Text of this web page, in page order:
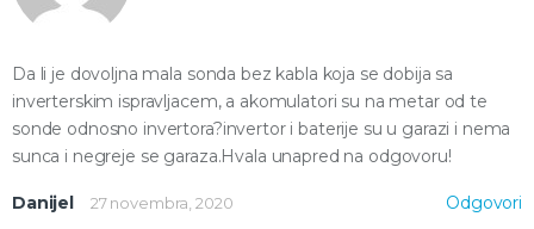
Da li je dovoljna mala sonda bez kabla koja se dobija sa
inverterskim ispravljacem, a akomulatori su na metar od te
sonde odnosno invertora?invertor i baterije su u garazi i nema
sunca i negreje se garaza.Hvala unapred na odgovoru!
Danijel 27 novembra, 2020 Odgovori